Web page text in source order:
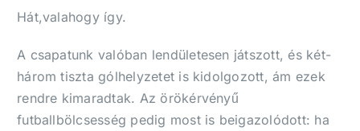
Hát,valahogy így.
A csapatunk valóban lendületesen játszott, és két-
három tiszta gólhelyzetet is kidolgozott, ám ezek
rendre kimaradtak. Az örökérvényű
futballbölcsesség pedig most is beigazolódott: ha